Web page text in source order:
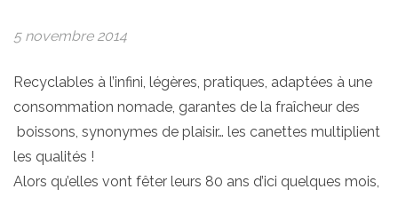
5 novembre 2014
Recyclables à l’infini, légères, pratiques, adaptées à une
consommation nomade, garantes de la fraîcheur des
boissons, synonymes de plaisir… les canettes multiplient
les qualités !
Alors qu’elles vont fêter leurs 80 ans d’ici quelques mois,